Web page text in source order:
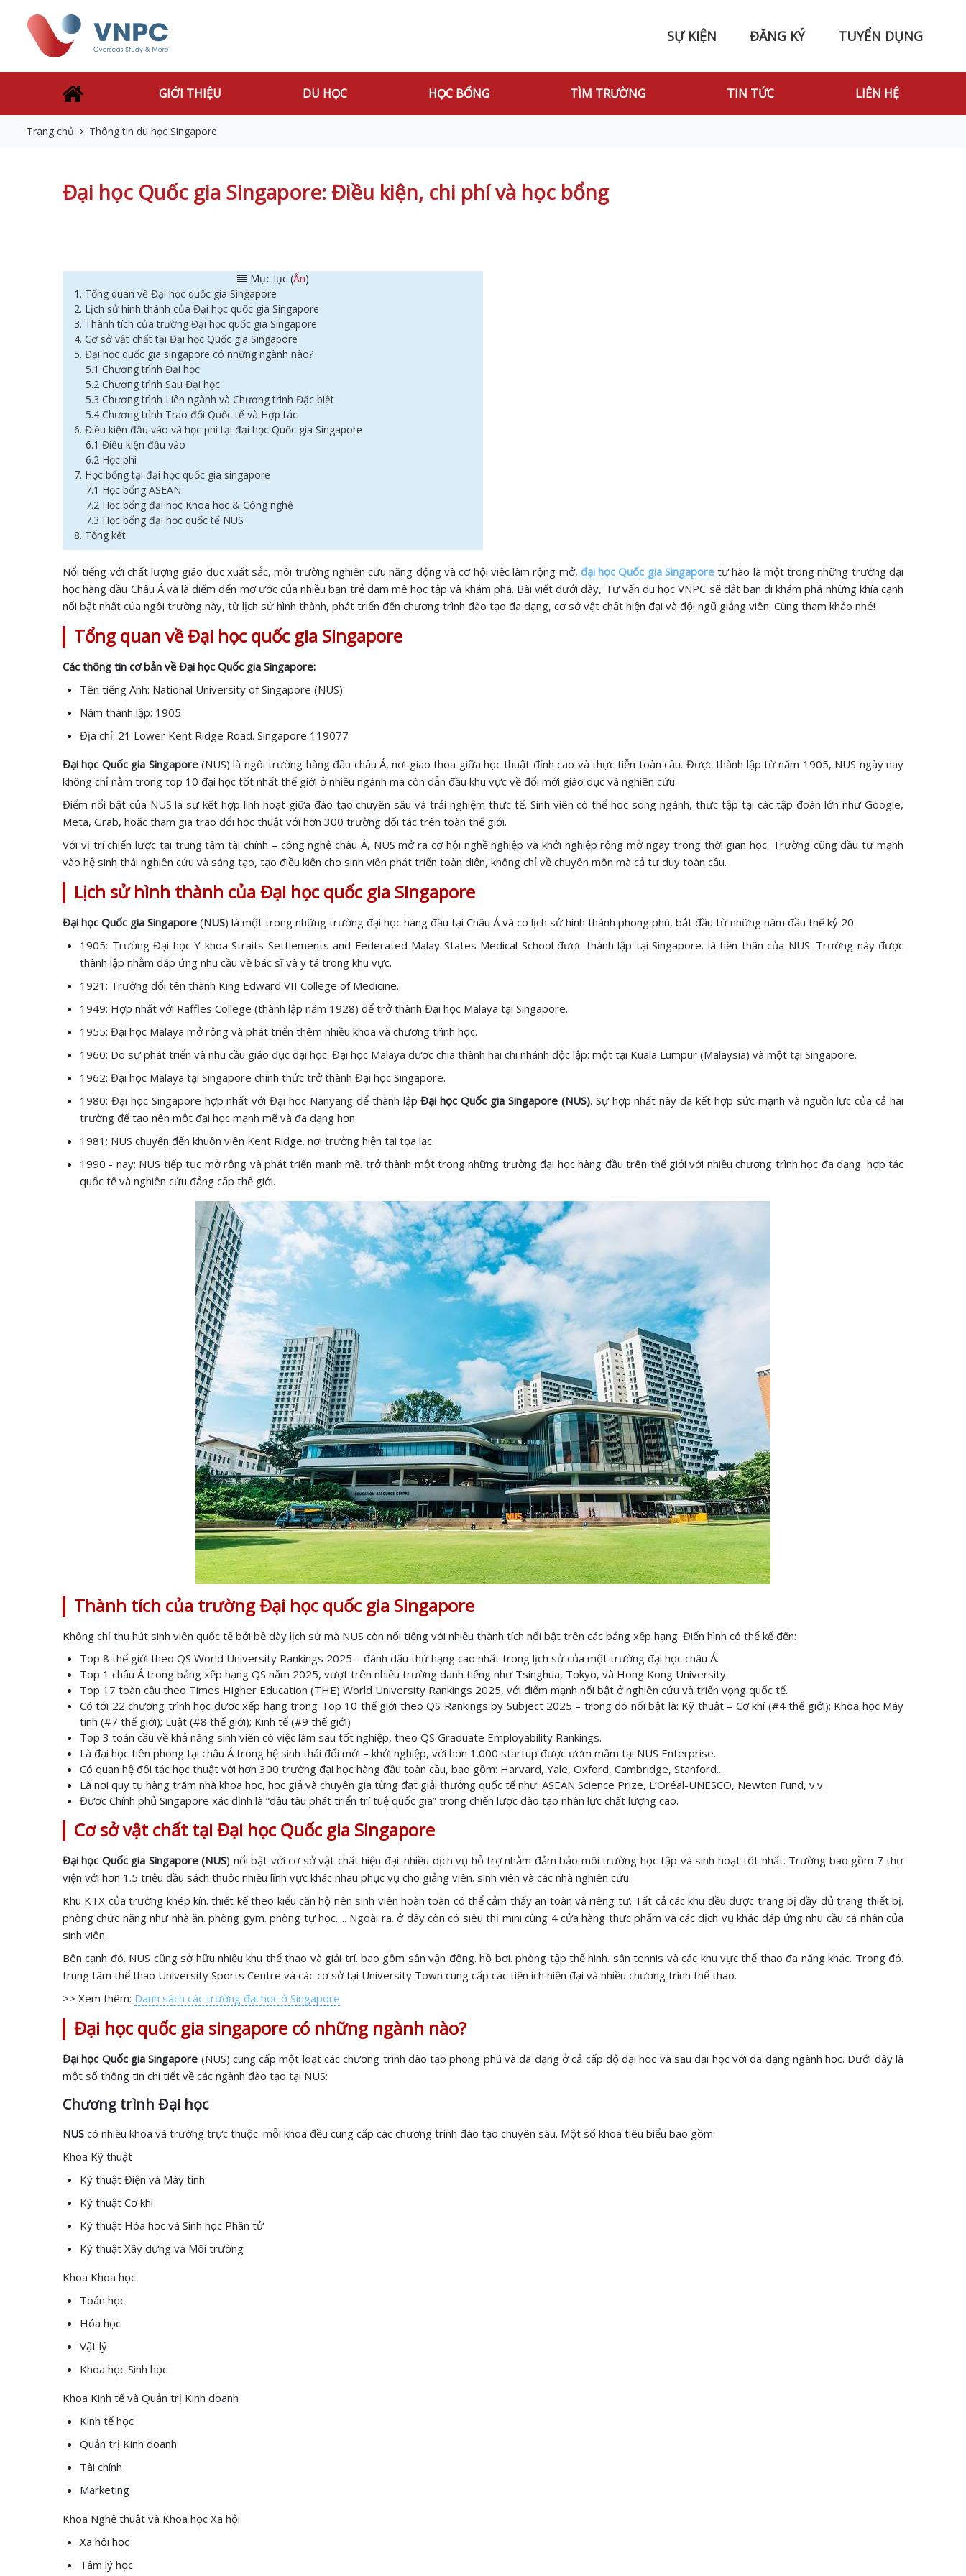
SỰ KIỆN ĐĂNG KÝ TUYỂN DỤNG
GIỚI THIỆU DU HỌC HỌC BỔNG TÌM TRƯỜNG TIN TỨC LIÊN HỆ
Trang chủ Thông tin du học Singapore
Đại học Quốc gia Singapore: Điều kiện, chi phí và học bổng
Mục lục (Ẩn)
1. Tổng quan về Đại học quốc gia Singapore
2. Lịch sử hình thành của Đại học quốc gia Singapore
3. Thành tích của trường Đại học quốc gia Singapore
4. Cơ sở vật chất tại Đại học Quốc gia Singapore
5. Đại học quốc gia singapore có những ngành nào?
5.1 Chương trình Đại học
5.2 Chương trình Sau Đại học
5.3 Chương trình Liên ngành và Chương trình Đặc biệt
5.4 Chương trình Trao đổi Quốc tế và Hợp tác
6. Điều kiện đầu vào và học phí tại đại học Quốc gia Singapore
6.1 Điều kiện đầu vào
6.2 Học phí
7. Học bổng tại đại học quốc gia singapore
7.1 Học bổng ASEAN
7.2 Học bổng đại học Khoa học & Công nghệ
7.3 Học bổng đại học quốc tế NUS
8. Tổng kết
Nổi tiếng với chất lượng giáo dục xuất sắc, môi trường nghiên cứu năng động và cơ hội việc làm rộng mở, đại học Quốc gia Singaporetự hào là một trong những trường đại
học hàng đầu Châu Á và là điểm đến mơ ước của nhiều bạn trẻ đam mê học tập và khám phá. Bài viết dưới đây, Tư vấn du học VNPC sẽ dắt bạn đi khám phá những khía cạnh
nổi bật nhất của ngôi trường này, từ lịch sử hình thành, phát triển đến chương trình đào tạo đa dạng, cơ sở vật chất hiện đại và đội ngũ giảng viên. Cùng tham khảo nhé!
Tổng quan về Đại học quốc gia Singapore
Các thông tin cơ bản về Đại học Quốc gia Singapore:
Tên tiếng Anh: National University of Singapore (NUS)
Năm thành lập: 1905
Địa chỉ: 21 Lower Kent Ridge Road. Singapore 119077
Đại học Quốc gia Singapore(NUS) là ngôi trường hàng đầu châu Á, nơi giao thoa giữa học thuật đỉnh cao và thực tiễn toàn cầu. Được thành lập từ năm 1905, NUS ngày nay
không chỉ nằm trong top 10 đại học tốt nhất thế giới ở nhiều ngành mà còn dẫn đầu khu vực về đổi mới giáo dục và nghiên cứu.
Điểm nổi bật của NUS là sự kết hợp linh hoạt giữa đào tạo chuyên sâu và trải nghiệm thực tế. Sinh viên có thể học song ngành, thực tập tại các tập đoàn lớn như Google,
Meta, Grab, hoặc tham gia trao đổi học thuật với hơn 300 trường đối tác trên toàn thế giới.
Với vị trí chiến lược tại trung tâm tài chính – công nghệ châu Á, NUS mở ra cơ hội nghề nghiệp và khởi nghiệp rộng mở ngay trong thời gian học. Trường cũng đầu tư mạnh
vào hệ sinh thái nghiên cứu và sáng tạo, tạo điều kiện cho sinh viên phát triển toàn diện, không chỉ về chuyên môn mà cả tư duy toàn cầu.
Lịch sử hình thành của Đại học quốc gia Singapore
Đại học Quốc gia Singapore (NUS) là một trong những trường đại học hàng đầu tại Châu Á và có lịch sử hình thành phong phú, bắt đầu từ những năm đầu thế kỷ 20.
1905: Trường Đại học Y khoa Straits Settlements and Federated Malay States Medical School được thành lập tại Singapore. là tiền thân của NUS. Trường này được
thành lập nhằm đáp ứng nhu cầu về bác sĩ và y tá trong khu vực.
1921: Trường đổi tên thành King Edward VII College of Medicine.
1949: Hợp nhất với Raffles College (thành lập năm 1928) để trở thành Đại học Malaya tại Singapore.
1955: Đại học Malaya mở rộng và phát triển thêm nhiều khoa và chương trình học.
1960: Do sự phát triển và nhu cầu giáo dục đại học. Đại học Malaya được chia thành hai chi nhánh độc lập: một tại Kuala Lumpur (Malaysia) và một tại Singapore.
1962: Đại học Malaya tại Singapore chính thức trở thành Đại học Singapore.
1980: Đại học Singapore hợp nhất với Đại học Nanyang để thành lậpĐại học Quốc gia Singapore (NUS). Sự hợp nhất này đã kết hợp sức mạnh và nguồn lực của cả hai
trường để tạo nên một đại học mạnh mẽ và đa dạng hơn.
1981: NUS chuyển đến khuôn viên Kent Ridge. nơi trường hiện tại tọa lạc.
1990 - nay: NUS tiếp tục mở rộng và phát triển mạnh mẽ. trở thành một trong những trường đại học hàng đầu trên thế giới với nhiều chương trình học đa dạng. hợp tác
quốc tế và nghiên cứu đẳng cấp thế giới.
Thành tích của trường Đại học quốc gia Singapore
Không chỉ thu hút sinh viên quốc tế bởi bề dày lịch sử mà NUS còn nổi tiếng với nhiều thành tích nổi bật trên các bảng xếp hạng. Điển hình có thể kể đến:
Top 8 thế giới theo QS World University Rankings 2025 – đánh dấu thứ hạng cao nhất trong lịch sử của một trường đại học châu Á.
Top 1 châu Á trong bảng xếp hạng QS năm 2025, vượt trên nhiều trường danh tiếng như Tsinghua, Tokyo, và Hong Kong University.
Top 17 toàn cầu theo Times Higher Education (THE) World University Rankings 2025, với điểm mạnh nổi bật ở nghiên cứu và triển vọng quốc tế.
Có tới 22 chương trình học được xếp hạng trong Top 10 thế giới theo QS Rankings by Subject 2025 – trong đó nổi bật là: Kỹ thuật – Cơ khí (#4 thế giới); Khoa học Máy
tính (#7 thế giới); Luật (#8 thế giới); Kinh tế (#9 thế giới)
Top 3 toàn cầu về khả năng sinh viên có việc làm sau tốt nghiệp, theo QS Graduate Employability Rankings.
Là đại học tiên phong tại châu Á trong hệ sinh thái đổi mới – khởi nghiệp, với hơn 1.000 startup được ươm mầm tại NUS Enterprise.
Có quan hệ đối tác học thuật với hơn 300 trường đại học hàng đầu toàn cầu, bao gồm: Harvard, Yale, Oxford, Cambridge, Stanford...
Là nơi quy tụ hàng trăm nhà khoa học, học giả và chuyên gia từng đạt giải thưởng quốc tế như: ASEAN Science Prize, L’Oréal-UNESCO, Newton Fund, v.v.
Được Chính phủ Singapore xác định là “đầu tàu phát triển trí tuệ quốc gia” trong chiến lược đào tạo nhân lực chất lượng cao.
Cơ sở vật chất tại Đại học Quốc gia Singapore
Đại học Quốc gia Singapore (NUS) nổi bật với cơ sở vật chất hiện đại. nhiều dịch vụ hỗ trợ nhằm đảm bảo môi trường học tập và sinh hoạt tốt nhất. Trường bao gồm 7 thư
viện với hơn 1.5 triệu đầu sách thuộc nhiều lĩnh vực khác nhau phục vụ cho giảng viên. sinh viên và các nhà nghiên cứu.
Khu KTX của trường khép kín. thiết kế theo kiểu căn hộ nên sinh viên hoàn toàn có thể cảm thấy an toàn và riêng tư. Tất cả các khu đều được trang bị đầy đủ trang thiết bị.
phòng chức năng như nhà ăn. phòng gym. phòng tự học..... Ngoài ra. ở đây còn có siêu thị mini cùng 4 cửa hàng thực phẩm và các dịch vụ khác đáp ứng nhu cầu cá nhân của
sinh viên.
Bên cạnh đó. NUS cũng sở hữu nhiều khu thể thao và giải trí. bao gồm sân vận động. hồ bơi. phòng tập thể hình. sân tennis và các khu vực thể thao đa năng khác. Trong đó.
trung tâm thể thao University Sports Centre và các cơ sở tại University Town cung cấp các tiện ích hiện đại và nhiều chương trình thể thao.
>> Xem thêm: Danh sách các trường đại học ở Singapore
Đại học quốc gia singapore có những ngành nào?
Đại học Quốc gia Singapore (NUS) cung cấp một loạt các chương trình đào tạo phong phú và đa dạng ở cả cấp độ đại học và sau đại học với đa dạng ngành học. Dưới đây là
một số thông tin chi tiết về các ngành đào tạo tại NUS:
Chương trình Đại học
NUS có nhiều khoa và trường trực thuộc. mỗi khoa đều cung cấp các chương trình đào tạo chuyên sâu. Một số khoa tiêu biểu bao gồm:
Khoa Kỹ thuật
Kỹ thuật Điện và Máy tính
Kỹ thuật Cơ khí
Kỹ thuật Hóa học và Sinh học Phân tử
Kỹ thuật Xây dựng và Môi trường
Khoa Khoa học
Toán học
Hóa học
Vật lý
Khoa học Sinh học
Khoa Kinh tế và Quản trị Kinh doanh
Kinh tế học
Quản trị Kinh doanh
Tài chính
Marketing
Khoa Nghệ thuật và Khoa học Xã hội
Xã hội học
Tâm lý học